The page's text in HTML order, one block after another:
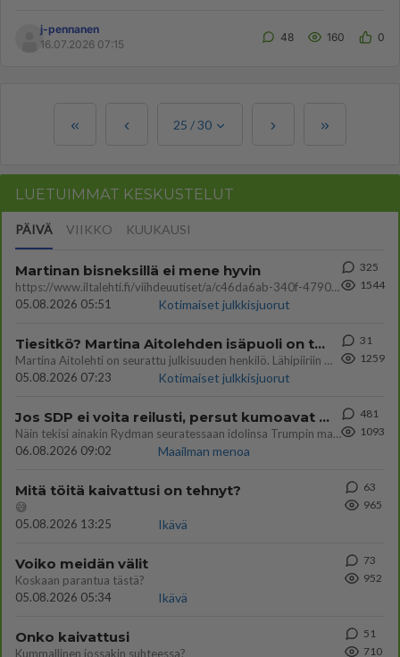
j-pennanen
16.07.2026 07:15
48 160 0
25 /30
LUETUIMMAT KESKUSTELUT
PÄIVÄ VIIKKO KUUKAUSI
Martinan bisneksillä ei mene hyvin
https://www.iltalehti.fi/viihdeuutiset/a/c46da6ab-340f-4790-aaa7-0865eed2336 Yrityksen konkurssihakemus on tullut kärä
05.08.2026 05:51
Kotimaiset julkkisjuorut
325
1544
Tiesitkö? Martina Aitolehden isäpuoli on tämä suosittu laulaja
Martina Aitolehti on seurattu julkisuuden henkilö. Lähipiiriin mahtuu muitakin tunnettuja henkilöitä. Tiesitkö, että Ma
05.08.2026 07:23
Kotimaiset julkkisjuorut
31
1259
Jos SDP ei voita reilusti, persut kumoavat demokratian Suomesta
Näin tekisi ainakin Rydman seuratessaan idolinsa Trumpin mallia https://www.is.fi/politiikka/art-2000012187244.html
06.08.2026 09:02
Maailman menoa
481
1093
Mitä töitä kaivattusi on tehnyt?
😅
05.08.2026 13:25
Ikävä
63
965
Voiko meidän välit
Koskaan parantua tästä?
05.08.2026 05:34
Ikävä
73
952
Onko kaivattusi
Kummallinen jossakin suhteessa?
51
710